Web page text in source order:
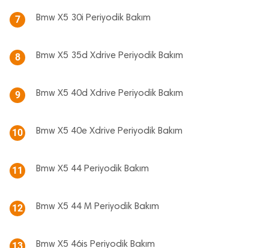
7 Bmw X5 30i Periyodik Bakım
8 Bmw X5 35d Xdrive Periyodik Bakım
9 Bmw X5 40d Xdrive Periyodik Bakım
10 Bmw X5 40e Xdrive Periyodik Bakım
11 Bmw X5 44 Periyodik Bakım
12 Bmw X5 44 M Periyodik Bakım
Bmw X5 46is Periyodik Bakım